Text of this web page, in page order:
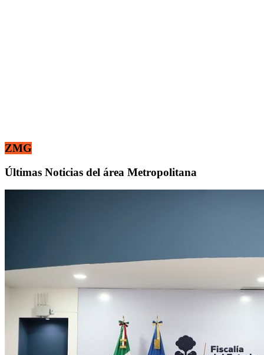
ZMG
Últimas Noticias del área Metropolitana